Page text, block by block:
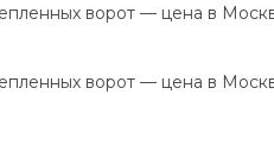
ворот — цена в
ворот — цена в